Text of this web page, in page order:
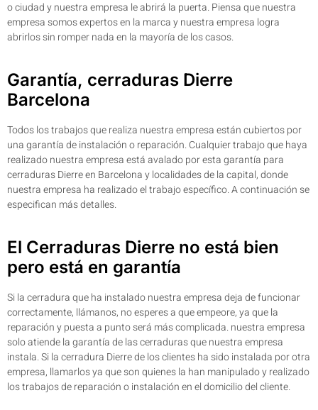
o ciudad y nuestra empresa le abrirá la puerta. Piensa que nuestra
empresa somos expertos en la marca y nuestra empresa logra
abrirlos sin romper nada en la mayoría de los casos.
Garantía, cerraduras Dierre
Barcelona
Todos los trabajos que realiza nuestra empresa están cubiertos por
una garantía de instalación o reparación. Cualquier trabajo que haya
realizado nuestra empresa está avalado por esta garantía para
cerraduras Dierre en Barcelona y localidades de la capital, donde
nuestra empresa ha realizado el trabajo específico. A continuación se
especifican más detalles.
El Cerraduras Dierre no está bien
pero está en garantía
Si la cerradura que ha instalado nuestra empresa deja de funcionar
correctamente, llámanos, no esperes a que empeore, ya que la
reparación y puesta a punto será más complicada. nuestra empresa
solo atiende la garantía de las cerraduras que nuestra empresa
instala. Si la cerradura Dierre de los clientes ha sido instalada por otra
empresa, llamarlos ya que son quienes la han manipulado y realizado
los trabajos de reparación o instalación en el domicilio del cliente.